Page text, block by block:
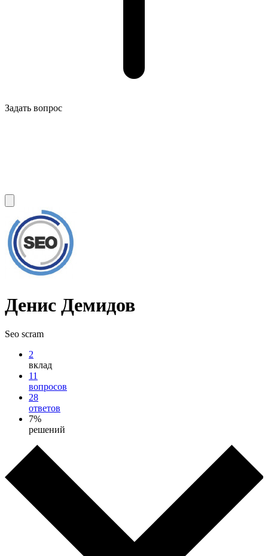
Задать вопрос
Денис Демидов
Seo scram
2
вклад
11
вопросов
28
ответов
7%
решений